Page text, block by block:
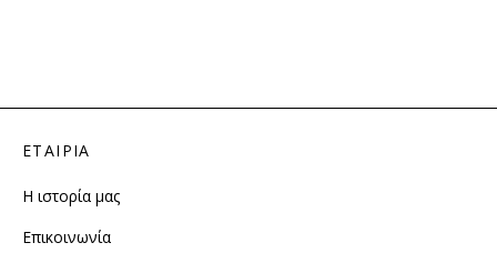
ΕΤΑΙΡΙΑ
Η ιστορία μας
Επικοινωνία